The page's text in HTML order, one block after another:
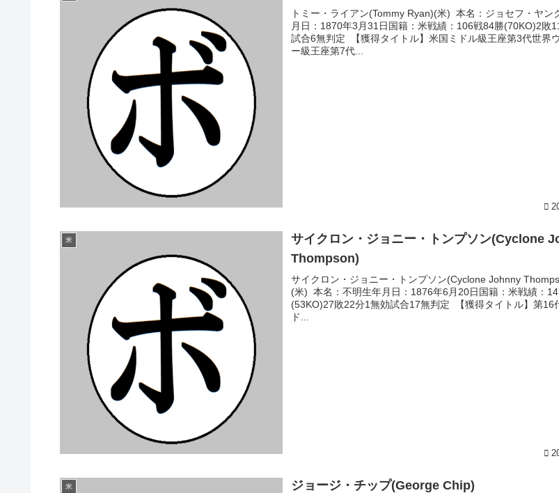
トミー・ライアン(Tommy Ryan)(米) 本名：ジョセフ・ヤン
月日：1870年3月31日国籍：米戦績：106戦84勝(70KO)2敗
試合6無判定 【獲得タイトル】米国ミドル級王座第3代世界
ー級王座第7代...
米
サイクロン・ジョニー・トンプソン(Cyclone
Thompson)
サイクロン・ジョニー・トンプソン(Cyclone Johnny
(米) 本名：不明生年月日：1876年6月20日国籍：米戦績：
(53KO)27敗22分1無効試合17無判定 【獲得タイトル】第16
ド...
米 ジョージ・チップ(George Chip)